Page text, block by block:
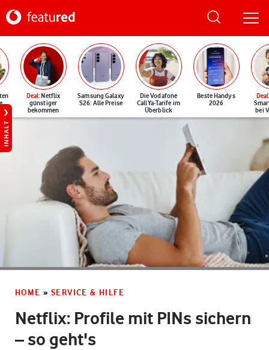
Deal: Netflix
günstiger
bekommen
Samsung Galaxy
S26: Alle Preise
Die Vodafone
CallYa-Tarife im
Überblick
Beste Handys
2026
Deal
bei
INHALT
HOME » SERVICE & HILFE
Netflix: Profile mit PINs sichern
– so geht's